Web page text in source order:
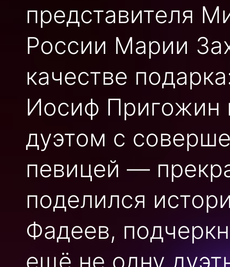
представителя
России Марии
качестве
Иосиф Пригожин
дуэтом с
певицей —
поделился
Фадеев,
ещё не одну